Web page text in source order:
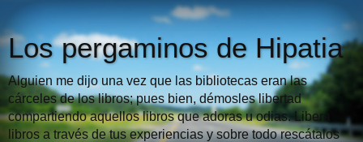
Los pergaminos de Hipatia
Alguien me dijo una vez que las bibliotecas eran las
cárceles de los libros; pues bien, démosles libertad
compartiendo aquellos libros que adoras u odias. Libera
libros a través de tus experiencias y sobre todo rescátalos